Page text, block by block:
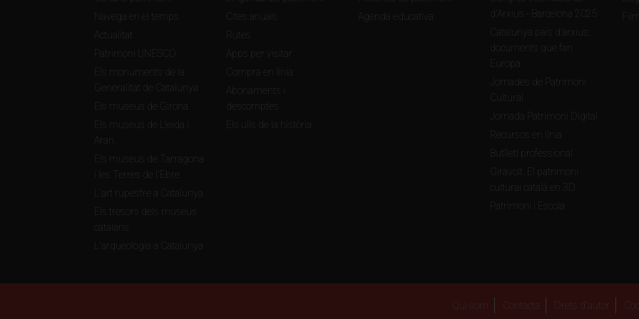
Navega en el temps
Actualitat
Patrimoni UNESCO
Els monuments de la
Generalitat de Catalunya
Els museus de Girona
Els museus de Lleida i
Aran
Els museus de Tarragona
i les Terres de l'Ebre
L'art rupestre a Catalunya
Els tresors dels museus
catalans
L'arqueologia a Catalunya
Cites anuals
Rutes
Apps per visitar
Compra en línia
Abonaments i
descomptes
Els ulls de la història
Agenda educativa
d'Arxius - Barcelona 2025
Catalunya país d’arxius,
documents que fan
Europa
Jornades de Patrimoni
Cultural
Jornada Patrimoni Digital
Recursos en línia
Butlletí professional
Giravolt. El patrimoni
cultural català en 3D
Patrimoni i Escola
Qui som Contacta Drets d'autor